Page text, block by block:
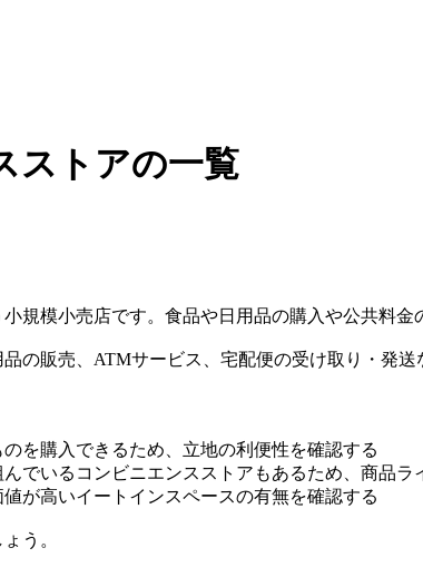
ストアの一覧
規模小売店です。食品や日用品の購入や公共料
の販売、ATMサービス、宅配便の受け取り・発
を購入できるため、立地の利便性を確認する
でいるコンビニエンスストアもあるため、商品ラ
が高いイートインスペースの有無を確認する
う。